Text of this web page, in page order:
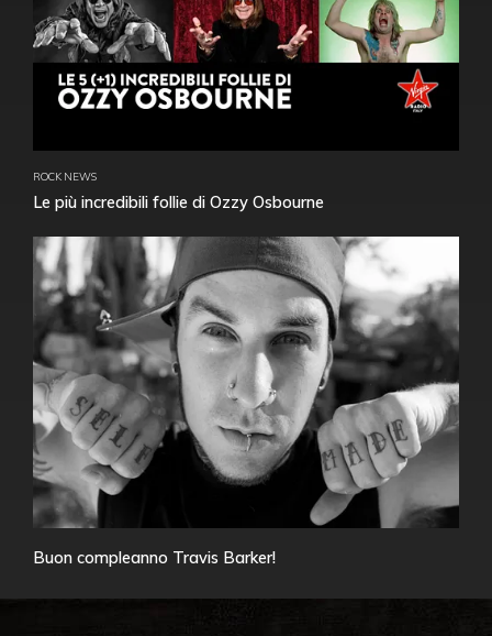
ROCK NEWS
Le più incredibili follie di Ozzy Osbourne
Buon compleanno Travis Barker!